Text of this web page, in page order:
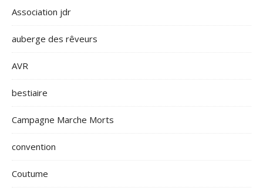
Association jdr
auberge des rêveurs
AVR
bestiaire
Campagne Marche Morts
convention
Coutume